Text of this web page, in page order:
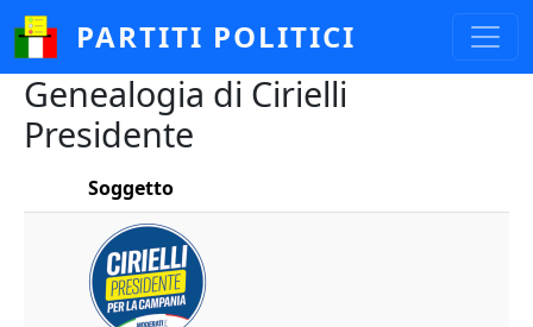
Salta al contenuto principale
PARTITI POLITICI
Genealogia di Cirielli
Presidente
Soggetto